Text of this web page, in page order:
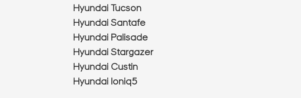
Hyundai Tucson
Hyundai Santafe
Hyundai Palisade
Hyundai Stargazer
Hyundai Custin
Hyundai Ioniq5